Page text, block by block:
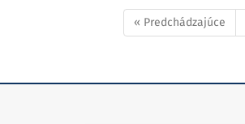
« Predchádzajúce